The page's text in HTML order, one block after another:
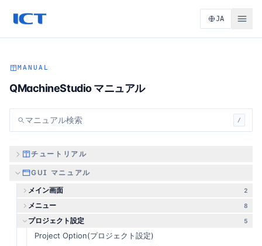
JA
MANUAL
QMachineStudio マニュアル
マニュアル検索 /
チュートリアル
GUI マニュアル
メイン画面
2
メニュー 8
プロジェクト設定 5
Project Option(プロジェクト設定)